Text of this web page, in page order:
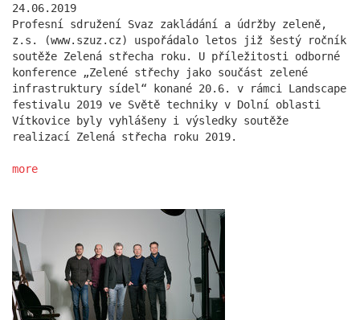
24.06.2019
Profesní sdružení Svaz zakládání a údržby zeleně,
z.s. (www.szuz.cz) uspořádalo letos již šestý ročník
soutěže Zelená střecha roku. U příležitosti odborné
konference „Zelené střechy jako součást zelené
infrastruktury sídel“ konané 20.6. v rámci Landscape
festivalu 2019 ve Světě techniky v Dolní oblasti
Vítkovice byly vyhlášeny i výsledky soutěže
realizací Zelená střecha roku 2019.
more